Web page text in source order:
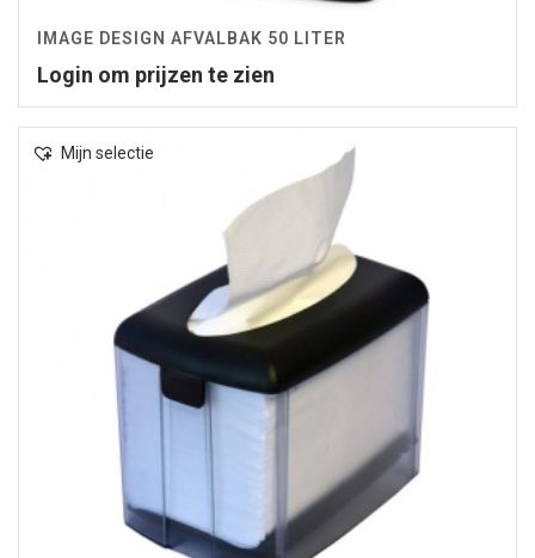
IMAGE DESIGN AFVALBAK 50 LITER
Login om prijzen te zien
Mijn selectie